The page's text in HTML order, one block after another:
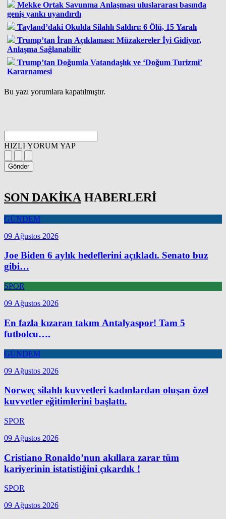
Mekke Ortak Savunma Anlaşması uluslararası basında
geniş yankı uyandırdı
Tayland’daki Okulda Silahlı Saldırı: 6 Ölü, 15 Yaralı
Trump’tan İran Açıklaması: Müzakereler İyi Gidiyor,
Anlaşma Sağlanabilir
Trump’tan Doğumla Vatandaşlık ve ‘Doğum Turizmi’
Kararnamesi
Bu yazı yorumlara kapatılmıştır.
HIZLI YORUM YAP
Gönder
SON DAKİKA HABERLERİ
GÜNDEM
09 Ağustos 2026
Joe Biden 6 aylık hedeflerini açıkladı. Senato buz
gibi…
SPOR
09 Ağustos 2026
En fazla kızaran takım Antalyaspor! Tam 5
futbolcu….
GÜNDEM
09 Ağustos 2026
Norweç silahlı kuvvetleri kadınlardan oluşan özel
kuvvetler eğitimlerini başlattı.
SPOR
09 Ağustos 2026
Cristiano Ronaldo’nun akıllara zarar tüm
kariyerinin istatistiğini çıkardık !
SPOR
09 Ağustos 2026